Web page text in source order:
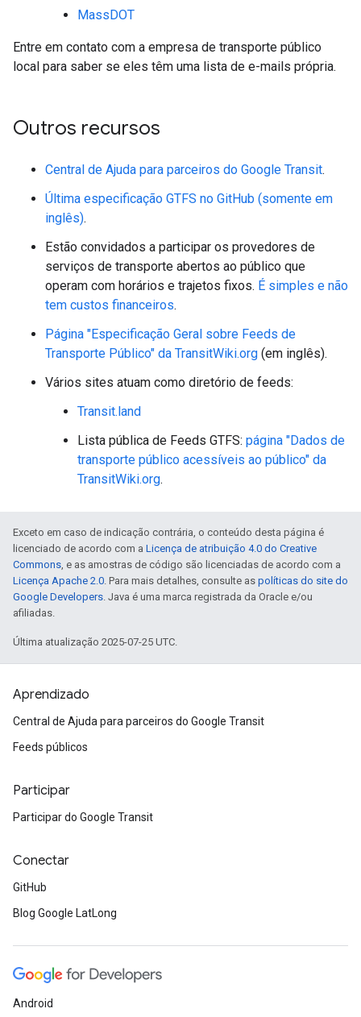
MassDOT
Entre em contato com a empresa de transporte público
local para saber se eles têm uma lista de e-mails própria.
Outros recursos
Central de Ajuda para parceiros do Google Transit.
Última especificação GTFS no GitHub (somente em
inglês).
Estão convidados a participar os provedores de
serviços de transporte abertos ao público que
operam com horários e trajetos fixos. É simples e não
tem custos financeiros.
Página "Especificação Geral sobre Feeds de
Transporte Público" da TransitWiki.org (em inglês).
Vários sites atuam como diretório de feeds:
Transit.land
Lista pública de Feeds GTFS: página "Dados de
transporte público acessíveis ao público" da
TransitWiki.org.
Exceto em caso de indicação contrária, o conteúdo desta página é
licenciado de acordo com a Licença de atribuição 4.0 do Creative
Commons, e as amostras de código são licenciadas de acordo com a
Licença Apache 2.0. Para mais detalhes, consulte as políticas do site do
Google Developers. Java é uma marca registrada da Oracle e/ou
afiliadas.
Última atualização 2025-07-25 UTC.
Aprendizado
Central de Ajuda para parceiros do Google Transit
Feeds públicos
Participar
Participar do Google Transit
Conectar
GitHub
Blog Google LatLong
Android